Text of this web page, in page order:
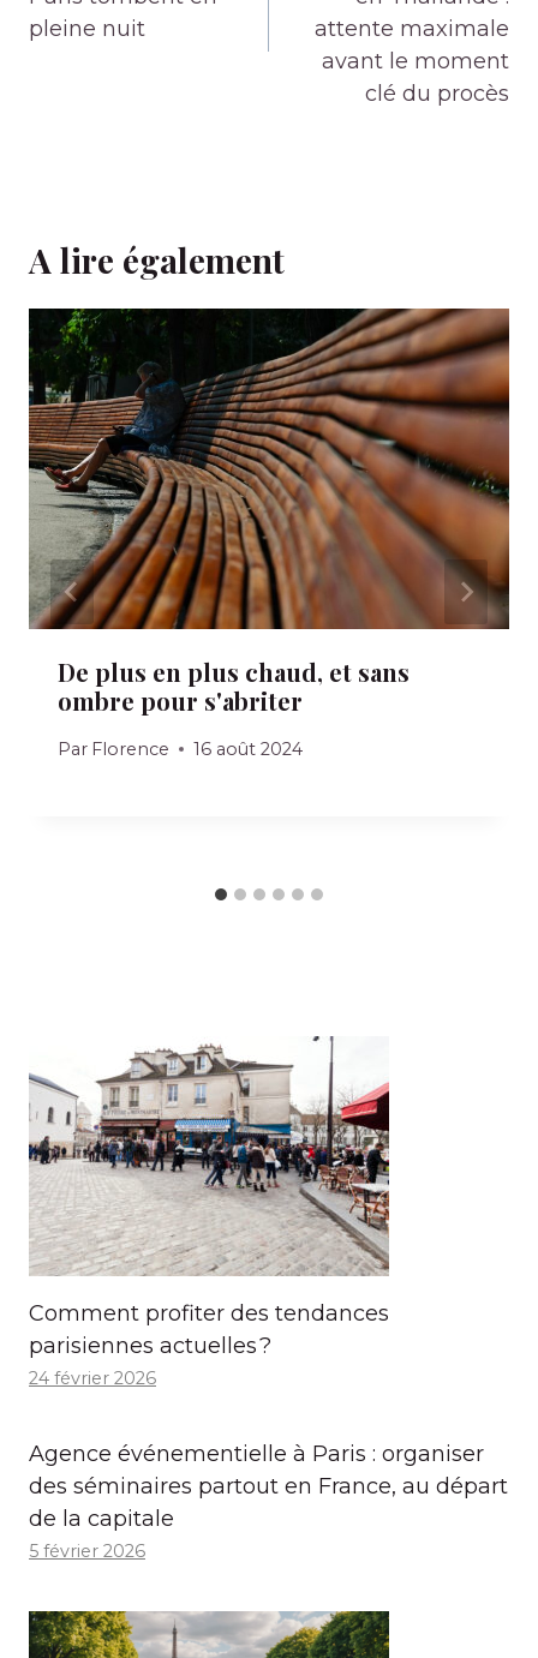
pleine nuit
attente maximale
avant le moment
clé du procès
A lire également
De plus en plus chaud, et sans
ombre pour s'abriter
Par Florence 16 août 2024
Comment profiter des tendances
parisiennes actuelles ?
24 février 2026
Agence événementielle à Paris : organiser
des séminaires partout en France, au départ
de la capitale
5 février 2026